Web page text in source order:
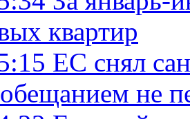
квартир
ЕС снял
не